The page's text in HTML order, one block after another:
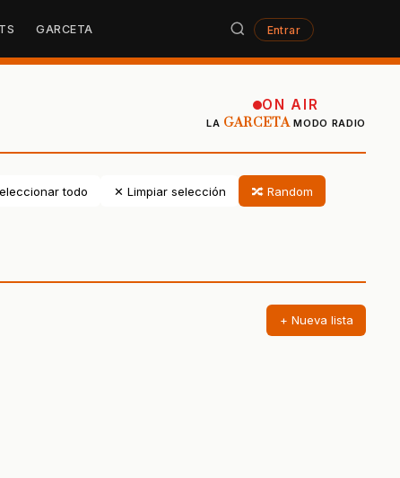
GARCETA Entrar
ON AIR
LA GARCETAMODO RADIO
todo ✕ Limpiar selección 🔀 Random
+ Nueva lista